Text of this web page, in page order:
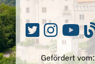
Gefördert vom: